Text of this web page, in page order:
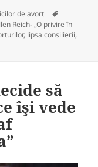
de avort
Reich- „O privire în
, lipsa consilierii,
angajată a unei clinici
să
îşi vede